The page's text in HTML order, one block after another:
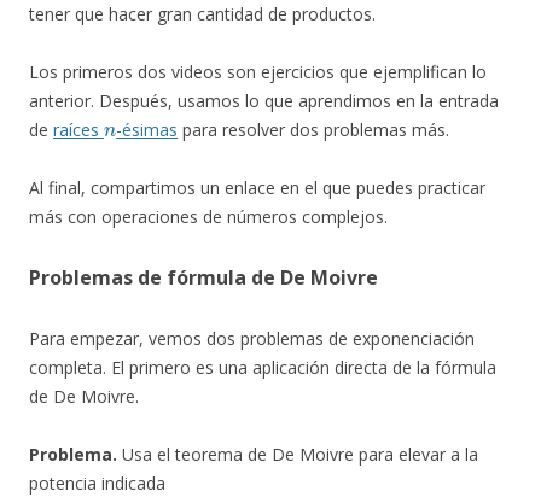
tener que hacer gran cantidad de productos.
Los primeros dos videos son ejercicios que ejemplifican lo
anterior. Después, usamos lo que aprendimos en la entrada
de raíces
n
-ésimas para resolver dos problemas más.
Al final, compartimos un enlace en el que puedes practicar
más con operaciones de números complejos.
Problemas de fórmula de De Moivre
Para empezar, vemos dos problemas de exponenciación
completa. El primero es una aplicación directa de la fórmula
de De Moivre.
Problema. Usa el teorema de De Moivre para elevar a la
potencia indicada